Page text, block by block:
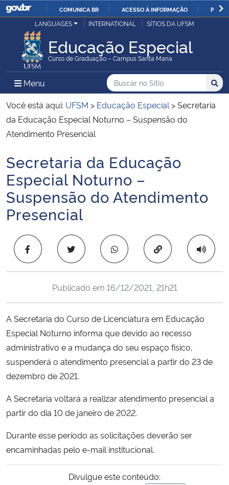
IR
O
COMUNICA BR ACESSO À INFORMAÇÃO
Ministério da Justiça e Segurança Pública
Ministério da Defesa
Ministério das Relações Exteriores
Ministério da Economia
Ministério da Infraestrutura
Ministério da Agricultura, Pecuária e Abastecimento
Ministério da Educação
Ministério da Cidadania
Ministério da Saúde
Ministério de Minas e Energia
Ministério da Ciência, Tecnologia, Inovações e Comunicações
Ministério do Meio Ambiente
Ministério do Turismo
Ministério do Desenvolvimento Regional
Ministério da Mulher, da Família e dos Direitos Humanos
LANGUAGES INTERNATIONAL SÍTIOS DA UFSM
Educação Especial
Curso de Graduação – Campus Santa Maria
Menu Menu Principal do Sítio
Busca
Buscar no no Sítio
Busca:
Você está aqui: UFSM > Educação Especial >Secretaria
da Educação Especial Noturno – Suspensão do
Atendimento Presencial
Início do conteúdo
Secretaria da Educação
Especial Noturno –
Suspensão do Atendimento
Presencial
Copiar para área
Publicado em 16/12/2021, 21h21
A Secretaria do Curso de Licenciatura em Educação
Especial Noturno informa que devido ao recesso
administrativo e a mudança do seu espaço físico,
suspenderá o atendimento presencial a partir do 23 de
dezembro de 2021.
A Secretaria voltará a realizar atendimento presencial a
partir do dia 10 de janeiro de 2022.
Durante esse período as solicitações deverão ser
encaminhadas pelo e-mail institucional.
Divulgue este conteúdo: